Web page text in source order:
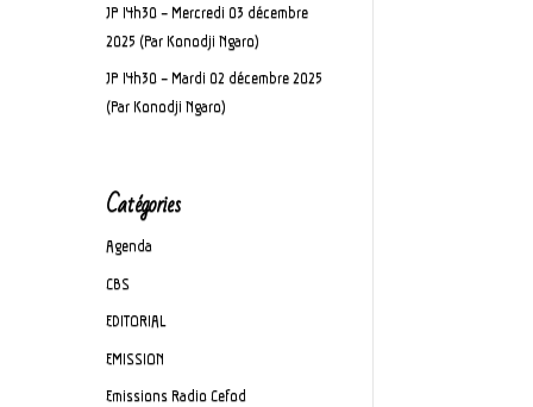
JP 14h30 – Mercredi 03 décembre
2025 (Par Konodji Ngaro)
JP 14h30 – Mardi 02 décembre 2025
(Par Konodji Ngaro)
Catégories
Agenda
CBS
EDITORIAL
EMISSION
Emissions Radio Cefod